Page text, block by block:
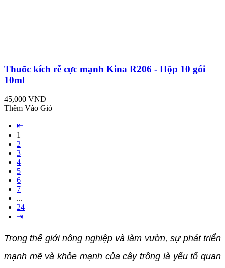
Thuốc kích rễ cực mạnh Kina R206 - Hộp 10 gói
10ml
45,000 VND
Thêm Vào Giỏ
⇤
1
2
3
4
5
6
7
...
24
⇥
Trong thế giới nông nghiệp và làm vườn, sự phát triển
mạnh mẽ và khỏe mạnh của cây trồng là yếu tố quan